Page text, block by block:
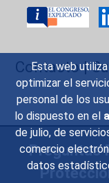
Esta web
optimizar el
personal de los
lo dispuesto en el
de julio, de
comercio
datos
Contacto|
Preguntas